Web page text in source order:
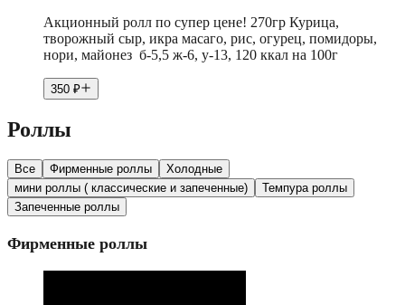
Акционный ролл по супер цене! 270гр Курица,
творожный сыр, икра масаго, рис, огурец, помидоры,
нори, майонез б-5,5 ж-6, у-13, 120 ккал на 100г
350 ₽
Роллы
Все Фирменные роллы
Холодные
мини роллы ( классические и запеченные)
Темпура роллы
Запеченные роллы
Фирменные роллы